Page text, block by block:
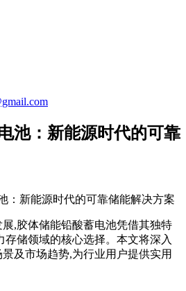
池：新能源时代的可靠
：新能源时代的可靠储能解决方案
,胶体储能铅酸蓄电池凭借其独特
存储领域的核心选择。本文将深入
及市场趋势,为行业用户提供实用